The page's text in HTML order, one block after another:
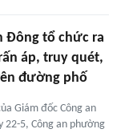
Đông tổ chức ra
áp, truy quét,
đường phố
Giám đốc Công an
22-5, Công an phường